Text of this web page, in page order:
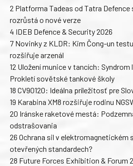
2 Platforma Tadeas od Tatra Defence
rozrůstá o nové verze
4 IDEB Defence & Security 2026
7 Novinky z KLDR: Kim Čong-un
rozšiřuje arzenál
12 Uložení munice v tancích: Syndrom
Prokletí sovětské tankové školy
18 CV90120: Ideálna príležitosť pre
19 Karabina XM8 rozšiřuje rodinu
20 Iránske raketové mestá:
odstrašovania
26 Ochrana sil v elektromagnetickém
otevřených standardech?
28 Future Forces Exhibition & Forum